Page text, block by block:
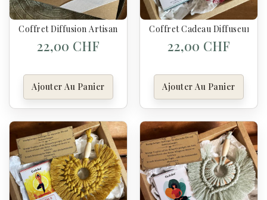
Coffret Diffusion Artisanale – Be Happy & Galet Parfumé
22,00 CHF
Ajouter Au Panier
Coffret Cadeau Diffuseur
22,00 CHF
Ajouter Au Panier